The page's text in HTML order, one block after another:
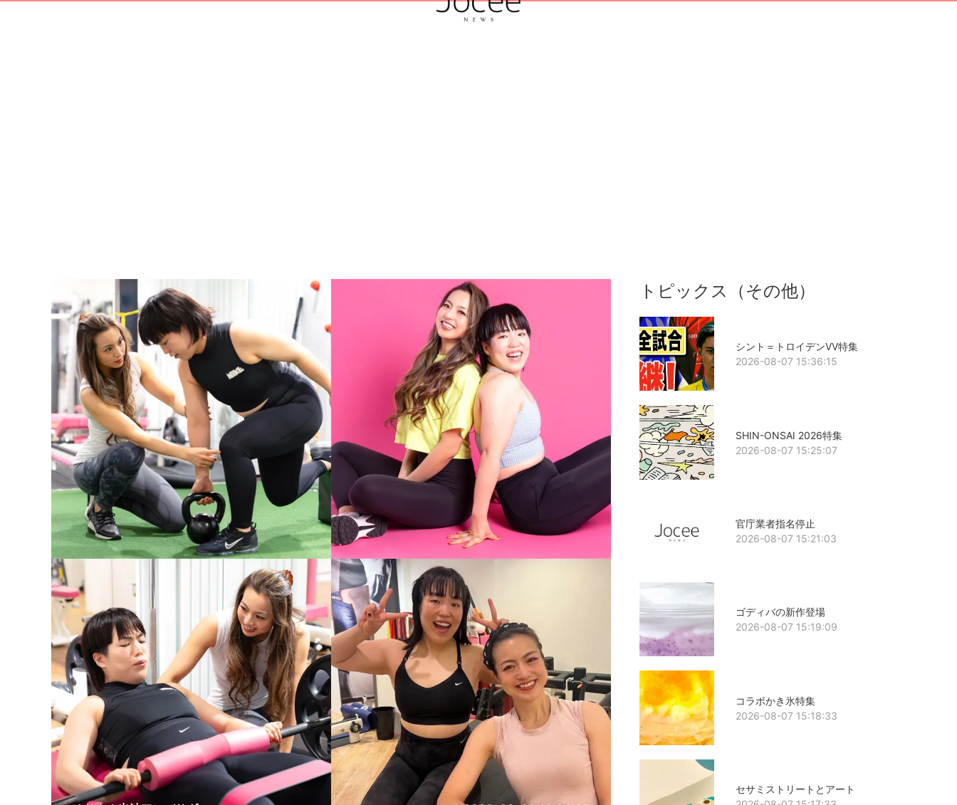
トピックス（その他）
シント＝トロイデンVV特集
2026-08-07 15:36:15
SHIN-ONSAI 2026特集
2026-08-07 15:25:07
官庁業者指名停止
2026-08-07 15:21:03
ゴディバの新作登場
2026-08-07 15:19:09
コラボかき氷特集
2026-08-07 15:18:33
セサミストリートとアート